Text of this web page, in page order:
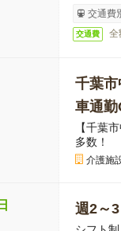
交通費
交通費 全
千葉
車通
【千葉
多数！
介護施
週2～3